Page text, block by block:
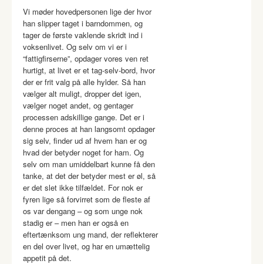
Vi møder hovedpersonen lige der hvor
han slipper taget i barndommen, og
tager de første vaklende skridt ind i
voksenlivet. Og selv om vi er i
“fattigfirserne”, opdager vores ven ret
hurtigt, at livet er et tag-selv-bord, hvor
der er frit valg på alle hylder. Så han
vælger alt muligt, dropper det igen,
vælger noget andet, og gentager
processen adskillige gange. Det er i
denne proces at han langsomt opdager
sig selv, finder ud af hvem han er og
hvad der betyder noget for ham. Og
selv om man umiddelbart kunne få den
tanke, at det der betyder mest er øl, så
er det slet ikke tilfældet. For nok er
fyren lige så forvirret som de fleste af
os var dengang – og som unge nok
stadig er – men han er også en
eftertænksom ung mand, der reflekterer
en del over livet, og har en umættelig
appetit på det.